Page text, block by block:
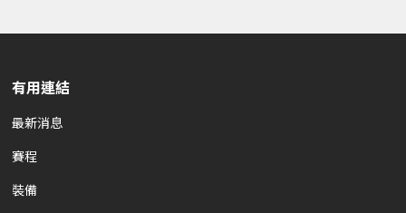
有用連結
最新消息
賽程
裝備